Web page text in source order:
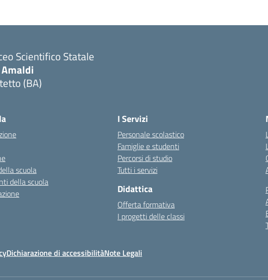
Scientifico Statale
(BA)
scuola
della scuola
I Servizi
Personale scolastico
Famiglie e studenti
Percorsi di studio
Tutti i servizi
Didattica
Offerta formativa
I progetti delle classi
Dichiarazione di accessibilitàNote Legali